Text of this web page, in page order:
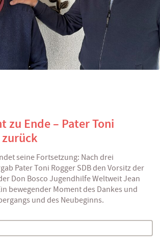
zu Ende – Pater Toni
seine Fortsetzung: Nach drei
Pater Toni Rogger SDB den Vorsitz der
Don Bosco Jugendhilfe Weltweit Jean
bewegender Moment des Dankes und
und des Neubeginns.